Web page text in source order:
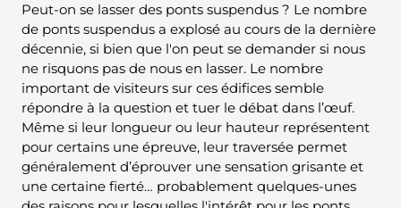
Peut-on se lasser des ponts suspendus ? Le nombre
de ponts suspendus a explosé au cours de la dernière
décennie, si bien que l'on peut se demander si nous
ne risquons pas de nous en lasser. Le nombre
important de visiteurs sur ces édifices semble
répondre à la question et tuer le débat dans l’œuf.
Même si leur longueur ou leur hauteur représentent
pour certains une épreuve, leur traversée permet
généralement d’éprouver une sensation grisante et
une certaine fierté… probablement quelques-unes